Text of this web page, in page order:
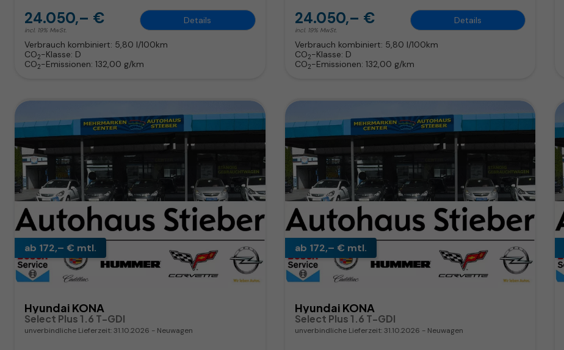
24.050,– €
incl. 19% MwSt.
Details
Verbrauch kombiniert: 5,80 l/100km
CO2-Klasse: D
CO2-Emissionen: 132,00 g/km
24.050,– €
incl. 19% MwSt.
Details
Verbrauch kombiniert: 5,80 l/100km
CO2-Klasse: D
CO2-Emissionen: 132,00 g/km
ab 172,– € mtl.
Hyundai KONA
Select Plus 1.6 T-GDI
unverbindliche Lieferzeit:31.10.2026 Neuwagen
ab 172,– € mtl.
Hyundai KONA
Select Plus 1.6 T-GDI
unverbindliche Lieferzeit:31.10.2026 Neuwagen